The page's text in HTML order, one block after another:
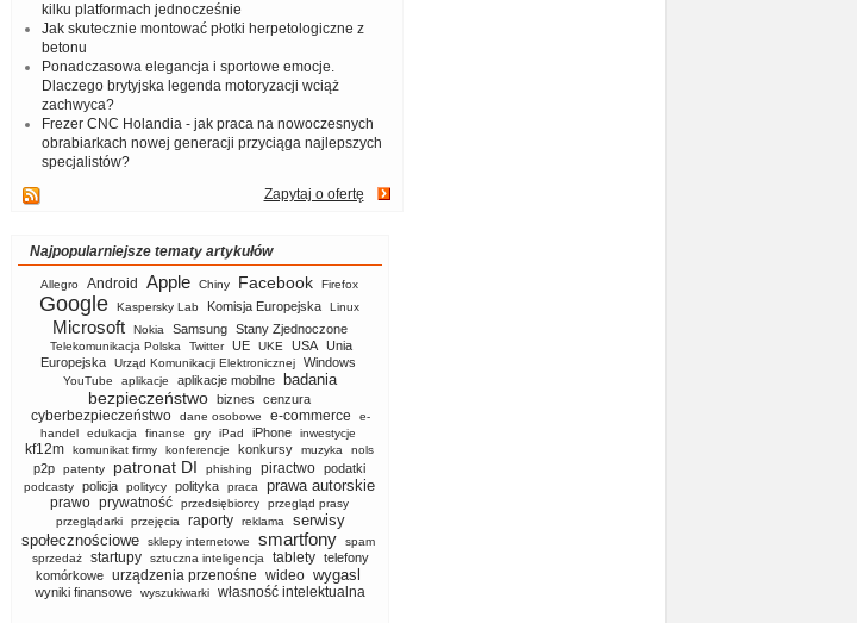
kilku platformach jednocześnie
Jak skutecznie montować płotki herpetologiczne z
betonu
Ponadczasowa elegancja i sportowe emocje.
Dlaczego brytyjska legenda motoryzacji wciąż
zachwyca?
Frezer CNC Holandia - jak praca na nowoczesnych
obrabiarkach nowej generacji przyciąga najlepszych
specjalistów?
Zapytaj o ofertę
Najpopularniejsze tematy artykułów
Allegro Android Apple Chiny Facebook Firefox
Google Kaspersky Lab Komisja Europejska Linux
Microsoft Nokia Samsung Stany Zjednoczone
Telekomunikacja Polska Twitter UE UKE USA
Unia
Europejska
Urząd Komunikacji Elektronicznej Windows
YouTube aplikacje aplikacje mobilne badania
bezpieczeństwo biznes cenzura
cyberbezpieczeństwo dane osobowe e-commerce
e-
handel
edukacja finanse gry iPad iPhone inwestycje
kf12m komunikat firmy konferencje konkursy muzyka nols
p2p patenty patronat DI phishing piractwo podatki
podcasty policja politycy polityka praca prawa autorskie
prawo prywatność przedsiębiorcy
przegląd prasy
przeglądarki
przejęcia raporty reklama
serwisy
społecznościowe
sklepy internetowe smartfony
spam
sprzedaż
startupy sztuczna inteligencja tablety telefony
komórkowe urządzenia przenośne wideo wygasl
wyniki finansowe wyszukiwarki własność intelektualna